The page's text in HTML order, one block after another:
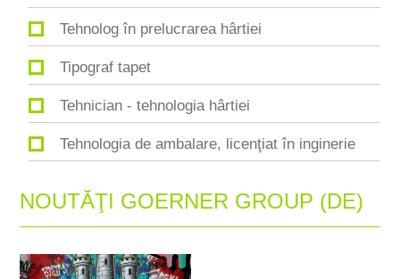
Tehnolog în prelucrarea hârtiei
Tipograf tapet
Tehnician - tehnologia hârtiei
Tehnologia de ambalare, licenţiat în inginerie
NOUTĂŢI GOERNER GROUP (DE)